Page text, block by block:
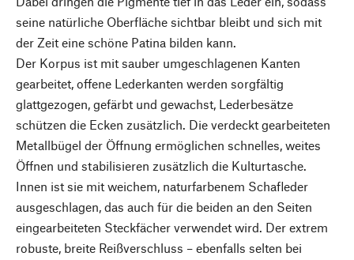
seine natürliche Oberfläche sichtbar bleibt und sich mit
der Zeit eine schöne Patina bilden kann.
Der Korpus ist mit sauber umgeschlagenen Kanten
gearbeitet, offene Lederkanten werden sorgfältig
glattgezogen, gefärbt und gewachst, Lederbesätze
schützen die Ecken zusätzlich. Die verdeckt gearbeiteten
Metallbügel der Öffnung ermöglichen schnelles, weites
Öffnen und stabilisieren zusätzlich die Kulturtasche.
Innen ist sie mit weichem, naturfarbenem Schafleder
ausgeschlagen, das auch für die beiden an den Seiten
eingearbeiteten Steckfächer verwendet wird. Der extrem
robuste, breite Reißverschluss – ebenfalls selten bei